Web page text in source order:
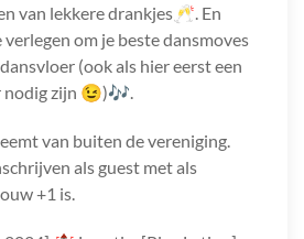
van lekkere drankjes🥂. En
om je beste dansmoves
(ook als hier eerst een
nodig zijn 😉)🎶.
van buiten de vereniging.
als guest met als
+1 is.